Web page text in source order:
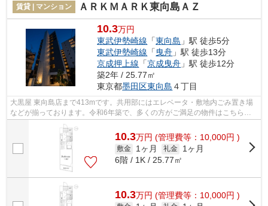
賃貸 | マンション ＡＲＫＭＡＲＫ東向島ＡＺ
10.3万円
東武伊勢崎線 「東向島 」駅 徒歩5分
東武伊勢崎線 「 曳舟 」駅 徒歩13分
京成押上線 「京成曳舟 」駅 徒歩12分
築2年 / 25.77㎡
東京都墨田区東向島 ４丁目
大黒屋 東向島店まで413mです。共用部にはエレベータ・敷地内ごみ置き場
などが揃っております。令和6年築で、多くの方がご満足の物件はこちらで
す。防犯強化地域ですので暗い夜道も心...
10.3万円 (管理費等：10,000円 )
敷金 1ヶ月 礼金
1ヶ月
6階 / 1K / 25.77㎡
10.3万円 (管理費等：10,000円 )